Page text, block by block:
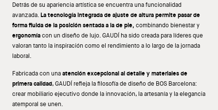
Detrás de su apariencia artística se encuentra una funcionalidad
avanzada. La tecnología integrada de ajuste de altura permite pasar de
forma fluida de la posición sentada a la de pie, combinando bienestar y
ergonomíacon un diseño de lujo. GAUDÍ ha sido creada para líderes que
valoran tanto la inspiración como el rendimiento a lo largo de la jornada
laboral.
Fabricada con unaatención excepcional al detalle y materiales de
primera calidad, GAUDÍ refleja la filosofía de diseño de BOS Barcelona:
crear mobiliario ejecutivo donde la innovación, la artesanía y la elegancia
atemporal se unen.